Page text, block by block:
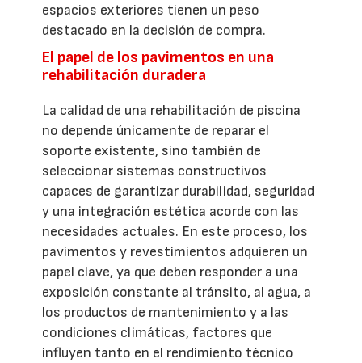
espacios exteriores tienen un peso
destacado en la decisión de compra.
El papel de los pavimentos en una
rehabilitación duradera
La calidad de una rehabilitación de piscina
no depende únicamente de reparar el
soporte existente, sino también de
seleccionar sistemas constructivos
capaces de garantizar durabilidad, seguridad
y una integración estética acorde con las
necesidades actuales. En este proceso, los
pavimentos y revestimientos adquieren un
papel clave, ya que deben responder a una
exposición constante al tránsito, al agua, a
los productos de mantenimiento y a las
condiciones climáticas, factores que
influyen tanto en el rendimiento técnico